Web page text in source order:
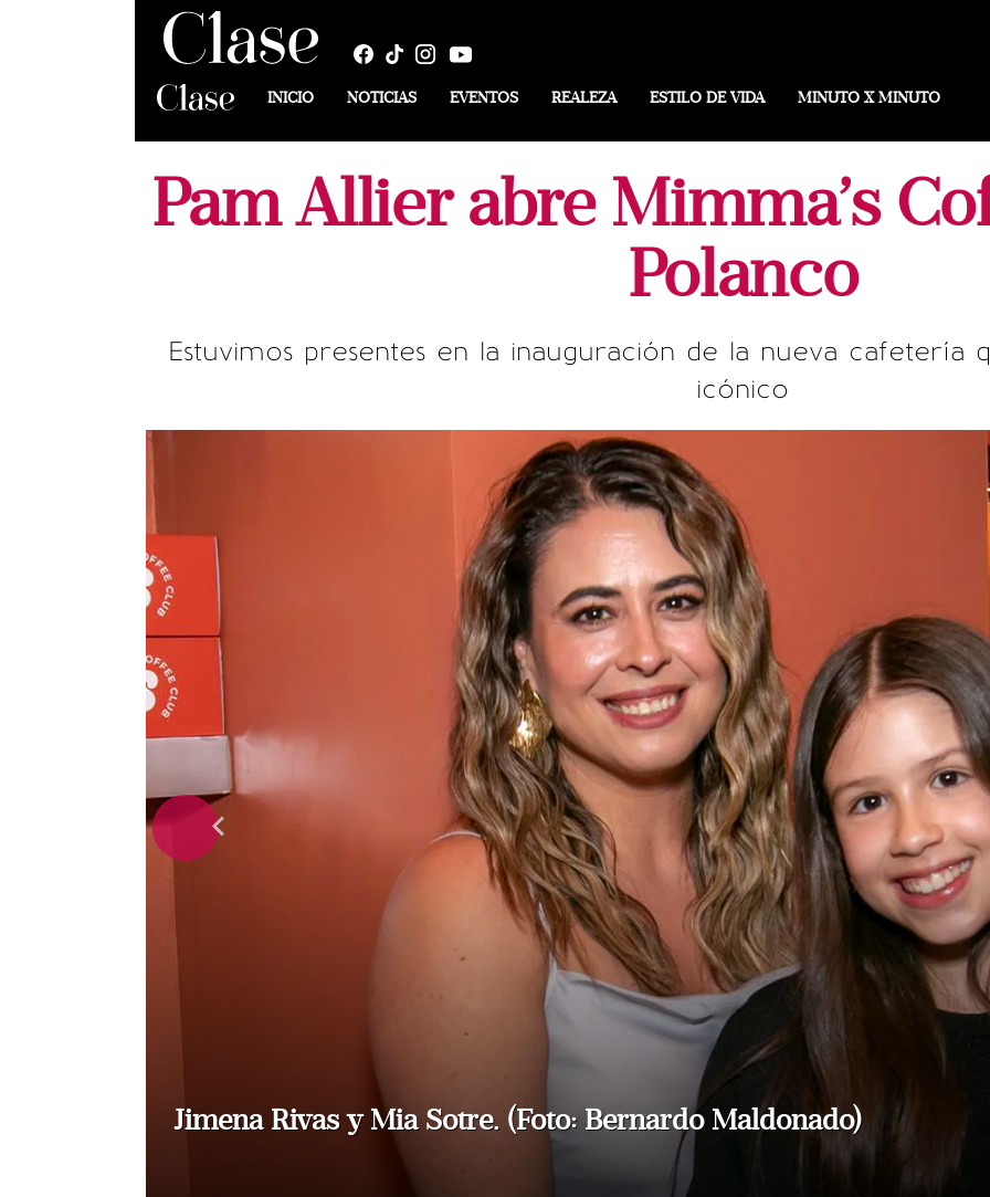
INICIO NOTICIAS EVENTOS REALEZA ESTILO DE VIDA MINUTO X MINUTO
Pam Allier abre Mimma’s
Polanco
Estuvimos presentes en la inauguración de la nueva
icónico
Jimena Rivas y Mia Sotre. (Foto: Bernardo Maldonado)